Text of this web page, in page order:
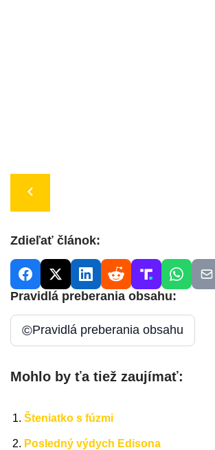
Zdieľať článok:
Pravidlá preberania obsahu:
©Pravidlá preberania obsahu
Mohlo by ťa tiež zaujímať:
Šteniatko s fúzmi
Posledný výdych Edisona